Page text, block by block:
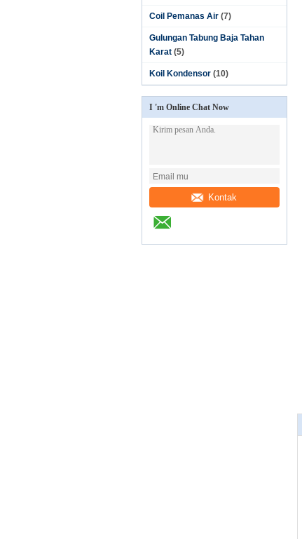
Coil Pemanas Air (7)
Gulungan Tabung Baja Tahan
Karat (5)
Koil Kondensor (10)
I 'm Online Chat Now
Kontak